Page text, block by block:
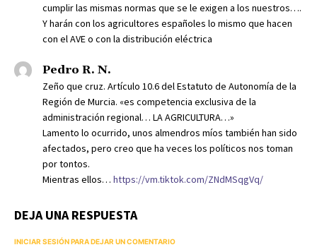
cumplir las mismas normas que se le exigen a los nuestros….
Y harán con los agricultores españoles lo mismo que hacen
con el AVE o con la distribución eléctrica
Pedro R. N.
Zeño que cruz. Artículo 10.6 del Estatuto de Autonomía de la
Región de Murcia. «es competencia exclusiva de la
administración regional… LA AGRICULTURA…»
Lamento lo ocurrido, unos almendros míos también han sido
afectados, pero creo que ha veces los políticos nos toman
por tontos.
Mientras ellos… https://vm.tiktok.com/ZNdMSqgVq/
DEJA UNA RESPUESTA
INICIAR SESIÓN PARA DEJAR UN COMENTARIO